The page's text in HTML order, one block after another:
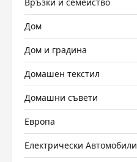
Дом
Дом и градина
Домашен текстил
Домашни съвети
Европа
Електрически Автомобили